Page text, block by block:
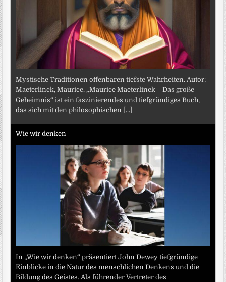
Mystische Traditionen offenbaren tiefste Wahrheiten. Autor:
Maeterlinck, Maurice. „Maurice Maeterlinck – Das große
Geheimnis“ ist ein faszinierendes und tiefgründiges Buch,
das sich mit den philosophischen [...]
Wie wir denken
In „Wie wir denken“ präsentiert John Dewey tiefgründige
Einblicke in die Natur des menschlichen Denkens und die
Bildung des Geistes. Als führender Vertreter des